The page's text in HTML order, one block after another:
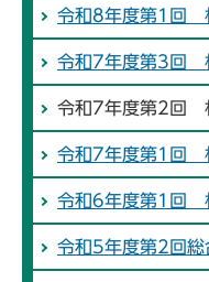
令和8年度第1回
令和7年度第3回
令和7年度第2回
令和7年度第1回
令和6年度第1回
令和5年度第2回総